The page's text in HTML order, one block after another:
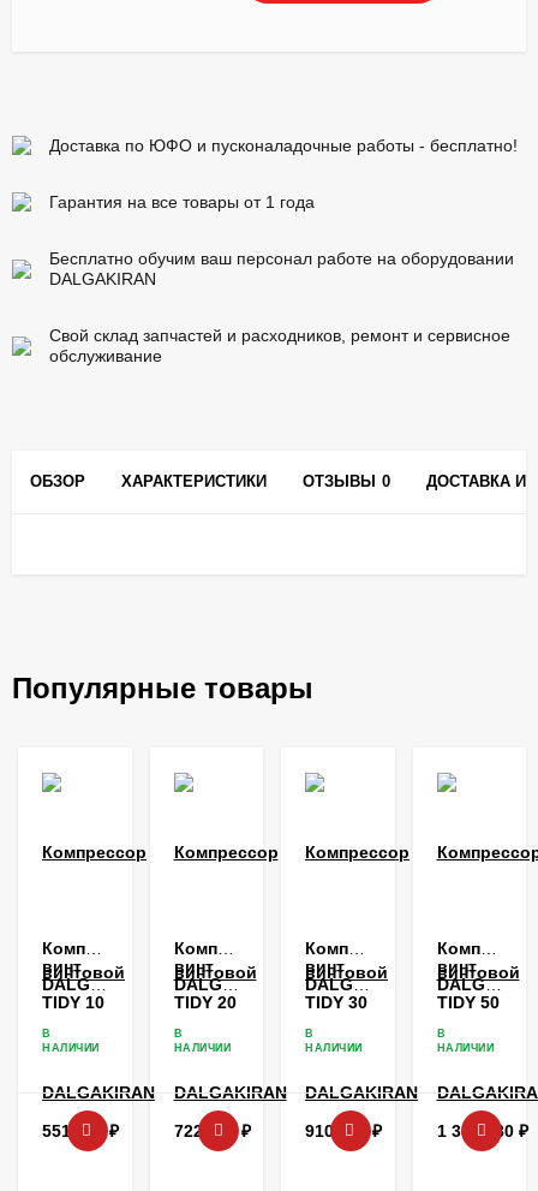
Доставка по ЮФО и пусконаладочные работы - бесплатно!
Гарантия на все товары от 1 года
Бесплатно обучим ваш персонал работе на оборудовании
DALGAKIRAN
Свой склад запчастей и расходников, ремонт и сервисное
обслуживание
ОБЗОР ХАРАКТЕРИСТИКИ ОТЗЫВЫ 0 ДОСТАВКА И
Популярные товары
Компрессор
винтовой
DALGAKIRAN
TIDY 10
В
НАЛИЧИИ
551 736 ₽
Компрессор
винтовой
DALGAKIRAN
TIDY 20
В
НАЛИЧИИ
722 376 ₽
Компрессор
винтовой
DALGAKIRAN
TIDY 30
В
НАЛИЧИИ
910 080 ₽
винтовой
TIDY 50
В
НАЛИЧИИ
1 384 080 ₽